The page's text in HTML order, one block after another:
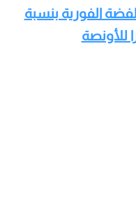
الفورية بنسبة